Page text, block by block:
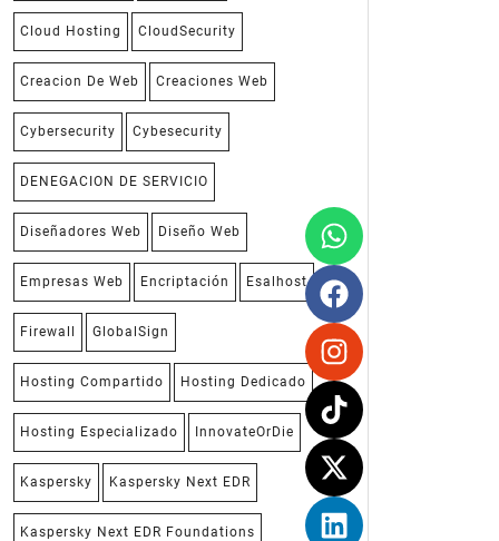
Cloud Hosting CloudSecurity
Creacion De Web Creaciones Web
Cybersecurity Cybesecurity
DENEGACION DE SERVICIO
Diseñadores Web Diseño Web
Empresas Web Encriptación Esalhost
Firewall GlobalSign
Hosting Compartido Hosting Dedicado
Hosting Especializado InnovateOrDie
Kaspersky Kaspersky Next EDR
Kaspersky Next EDR Foundations